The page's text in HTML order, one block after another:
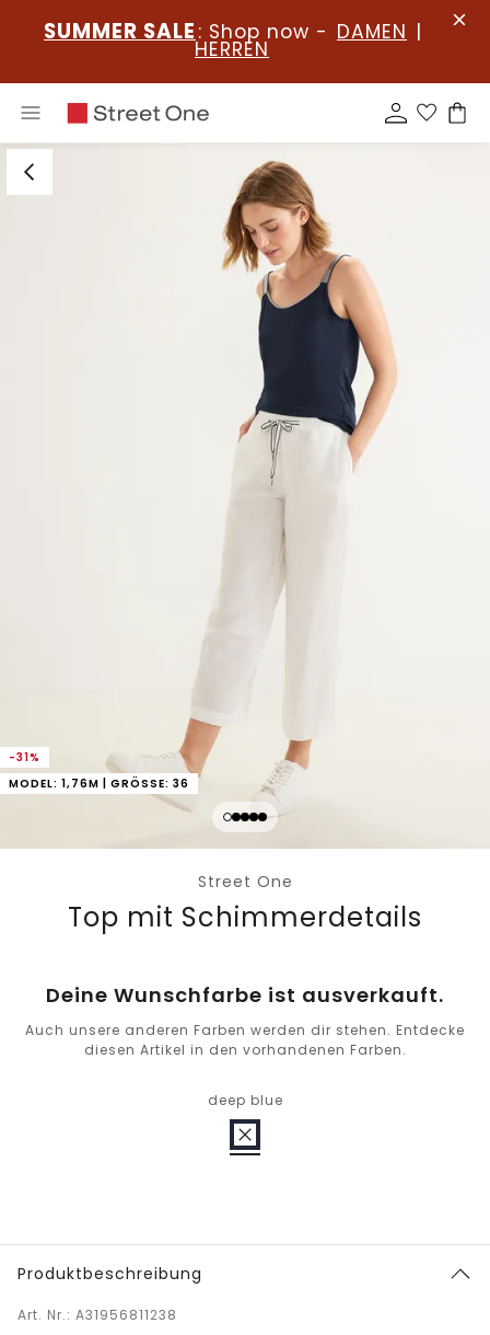
SUMMER SALE : Shop now - DAMEN |
HERREN
-31%
MODEL: 1,76M | GRÖSSE: 36
Street One
Top mit Schimmerdetails
Deine Wunschfarbe ist ausverkauft.
Auch unsere anderen Farben werden dir stehen. Entdecke
diesen Artikel in den vorhandenen Farben.
deep blue
Produktbeschreibung
Art. Nr.: A31956811238